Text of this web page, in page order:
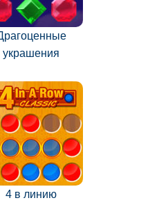
украшения
4 в линию